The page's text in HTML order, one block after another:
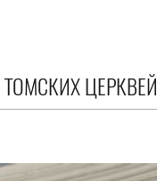
ЦЕРКВЕЙ